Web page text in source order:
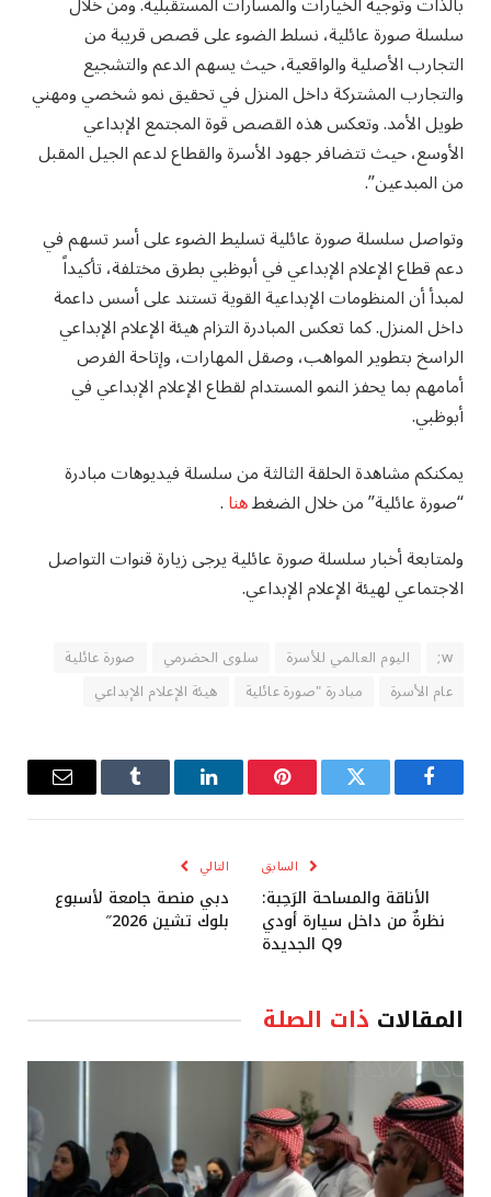
سلسلة صورة عائلية، نسلط الضوء على قصص قريبة من
التجارب الأصلية والواقعية، حيث يسهم الدعم والتشجيع
والتجارب المشتركة داخل المنزل في تحقيق نمو شخصي ومهني
طويل الأمد. وتعكس هذه القصص قوة المجتمع الإبداعي
الأوسع، حيث تتضافر جهود الأسرة والقطاع لدعم الجيل المقبل
من المبدعين”.
وتواصل سلسلة صورة عائلية تسليط الضوء على أسر تسهم في
دعم قطاع الإعلام الإبداعي في أبوظبي بطرق مختلفة، تأكيداً
لمبدأ أن المنظومات الإبداعية القوية تستند على أسس داعمة
داخل المنزل. كما تعكس المبادرة التزام هيئة الإعلام الإبداعي
الراسخ بتطوير المواهب، وصقل المهارات، وإتاحة الفرص
أمامهم بما يحفز النمو المستدام لقطاع الإعلام الإبداعي في
أبوظبي.
يمكنكم مشاهدة الحلقة الثالثة من سلسلة فيديوهات مبادرة
“صورة عائلية” من خلال الضغطهنا.
ولمتابعة أخبار سلسلة صورة عائلية يرجى زيارة قنوات التواصل
الاجتماعي لهيئة الإعلام الإبداعي.
w; اليوم العالمي للأسرة سلوى الحضرمي
صورة عائلية
عام الأسرة
مبادرة "صورة عائلية هيئة الإعلام الإبداعي
فيسبوك تويتر بينتيريستلينكدإن Tumblr
البريد
السابق
الأناقة والمساحة الرَحِبة:
نظرةٌ من داخل سيارة أودي
Q9 الجديدة
التالي
دبي منصة جامعة لأسبوع
بلوك تشين 2026″
المقالات ذات الصلة